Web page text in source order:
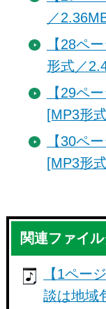
／
【28ペ
形式／
【29ペ
[MP3形
【30ペ
[MP3形
関連ファイ
【1ペー
談は地域